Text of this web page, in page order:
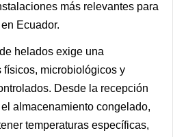
más relevantes para
Ecuador.
helados exige una
microbiológicos y
Desde la recepción
almacenamiento congelado,
temperaturas específicas,